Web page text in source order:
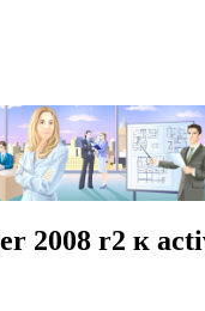
2008 r2 к